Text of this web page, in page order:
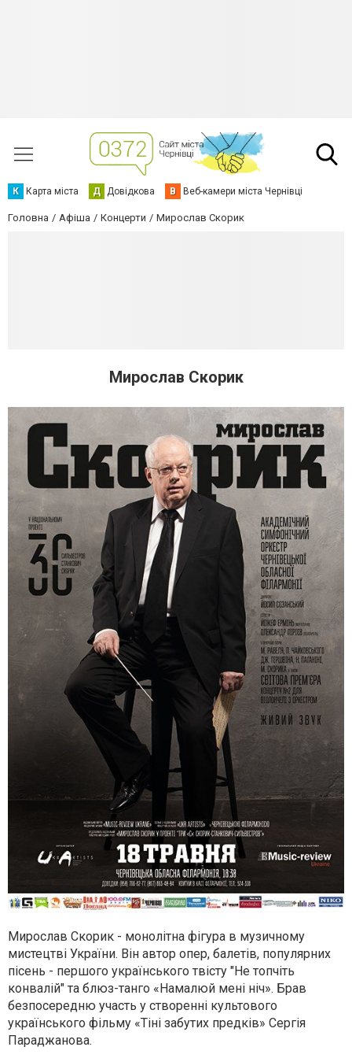
К Карта міста Д Довідкова В Веб-камери міста Чернівці
Головна Афіша Концерти Мирослав Скорик
Мирослав Скорик
Мирослав Скорик - монолітна фігура в музичному
мистецтві України. Він автор опер, балетів, популярних
пісень - першого українського твісту "Не топчіть
конвалій" та блюз-танго «Намалюй мені ніч». Брав
безпосередню участь у створенні культового
українського фільму «Тіні забутих предків» Сергія
Параджанова.